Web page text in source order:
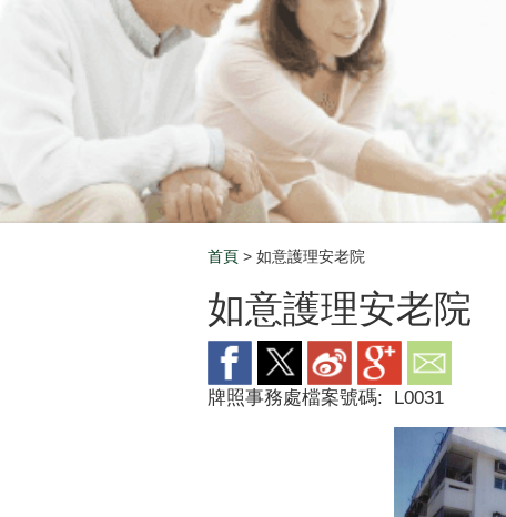
Breadcrumb
首頁 > 如意護理安老院
如意護理安老院
牌照事務處檔案號碼: L0031